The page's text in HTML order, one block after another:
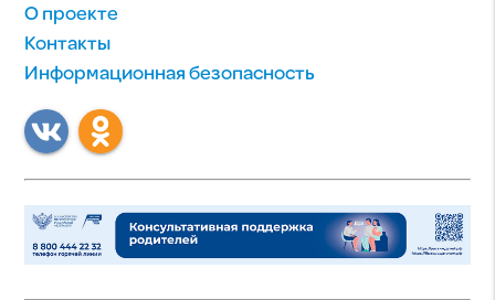
О проекте
Контакты
Информационная безопасность